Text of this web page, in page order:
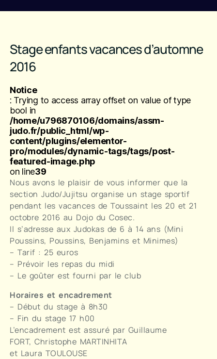
Stage enfants vacances d’automne
2016
Notice
: Trying to access array offset on value of type
bool in
/home/u796870106/domains/assm-
judo.fr/public_html/wp-
content/plugins/elementor-
pro/modules/dynamic-tags/tags/post-
featured-image.php
on line39
Nous avons le plaisir de vous informer que la
section Judo/Jujitsu organise un stage sportif
pendant les vacances de Toussaint les 20 et 21
octobre 2016 au Dojo du Cosec.
Il s’adresse aux Judokas de 6 à 14 ans (Mini
Poussins, Poussins, Benjamins et Minimes)
– Tarif : 25 euros
– Prévoir les repas du midi
– Le goûter est fourni par le club
Horaires et encadrement
– Début du stage à 8h30
– Fin du stage 17 h00
L’encadrement est assuré par Guillaume
FORT, Christophe MARTINHITA
et Laura TOULOUSE